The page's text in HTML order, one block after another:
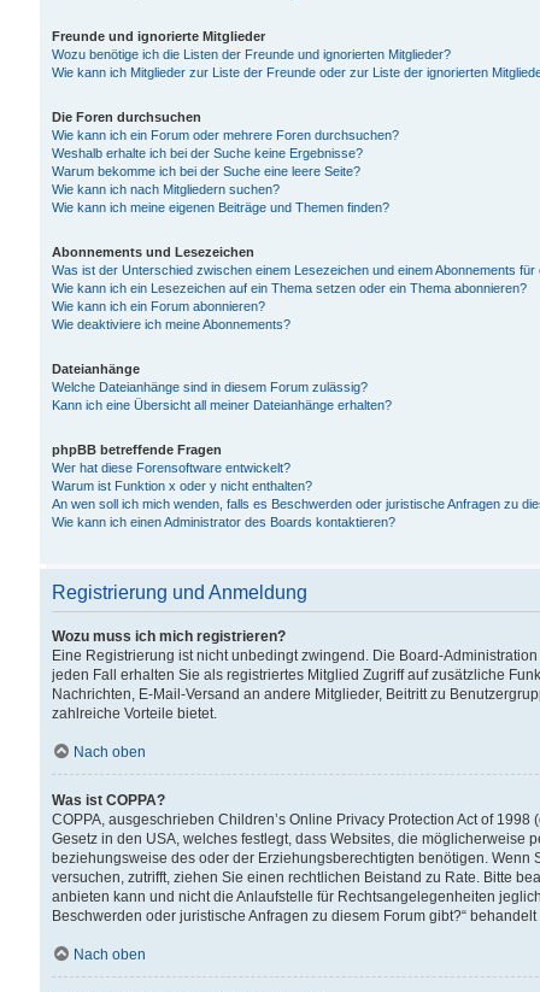
Freunde und ignorierte Mitglieder
Wozu benötige ich die Listen der Freunde und ignorierten Mitglieder?
Wie kann ich Mitglieder zur Liste der Freunde oder zur Liste der ignorierten
Die Foren durchsuchen
Wie kann ich ein Forum oder mehrere Foren durchsuchen?
Weshalb erhalte ich bei der Suche keine Ergebnisse?
Warum bekomme ich bei der Suche eine leere Seite?
Wie kann ich nach Mitgliedern suchen?
Wie kann ich meine eigenen Beiträge und Themen finden?
Abonnements und Lesezeichen
Was ist der Unterschied zwischen einem Lesezeichen und einem Abonnements
Wie kann ich ein Lesezeichen auf ein Thema setzen oder ein Thema abonnieren?
Wie kann ich ein Forum abonnieren?
Wie deaktiviere ich meine Abonnements?
Dateianhänge
Welche Dateianhänge sind in diesem Forum zulässig?
Kann ich eine Übersicht all meiner Dateianhänge erhalten?
phpBB betreffende Fragen
Wer hat diese Forensoftware entwickelt?
Warum ist Funktion x oder y nicht enthalten?
An wen soll ich mich wenden, falls es Beschwerden oder juristische Anfragen zu
Wie kann ich einen Administrator des Boards kontaktieren?
Registrierung und Anmeldung
Wozu muss ich mich registrieren?
Eine Registrierung ist nicht unbedingt zwingend. Die Board-
jeden Fall erhalten Sie als registriertes Mitglied Zugriff auf zusätzliche
Nachrichten, E-Mail-Versand an andere Mitglieder, Beitritt zu
zahlreiche Vorteile bietet.
Nach oben
Was ist COPPA?
COPPA, ausgeschrieben Children’s Online Privacy Protection Act of
Gesetz in den USA, welches festlegt, dass Websites, die
beziehungsweise des oder der Erziehungsberechtigten benötigen.
versuchen, zutrifft, ziehen Sie einen rechtlichen Beistand zu Rate. Bitte
anbieten kann und nicht die Anlaufstelle für Rechtsangelegenheiten
Beschwerden oder juristische Anfragen zu diesem Forum gibt?“
Nach oben